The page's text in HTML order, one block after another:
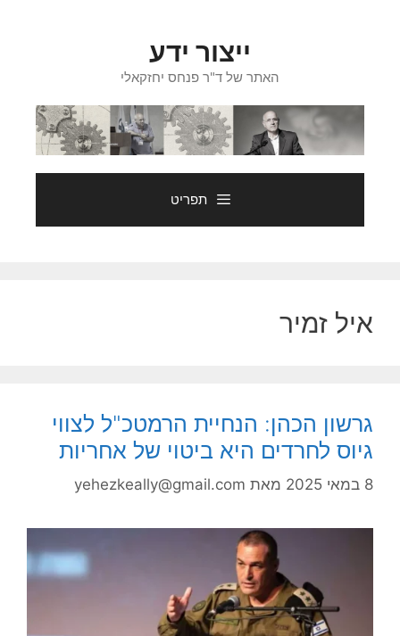
ייצור ידע
האתר של ד"ר פנחס יחזקאלי
תפריט
איל זמיר
גרשון הכהן: הנחיית הרמטכ"ל לצווי
גיוס לחרדים היא ביטוי של אחריות
8 במאי 2025 מאת yehezkeally@gmail.com